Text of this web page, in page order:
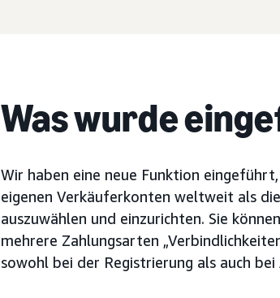
Was wurde
Wir haben eine neue Funktion
eigenen Verkäuferkonten weltweit als
auszuwählen und einzurichten. Sie
mehrere Zahlungsarten
sowohl bei der Registrierung als auch